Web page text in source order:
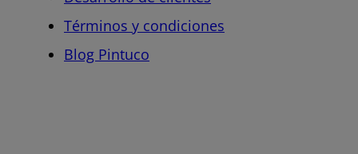
Términos y condiciones
Blog Pintuco